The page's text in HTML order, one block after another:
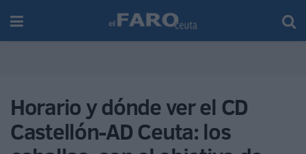
Horario y dónde ver el CD
Castellón-AD Ceuta: los